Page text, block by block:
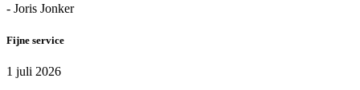
- Joris Jonker
Fijne service
1 juli 2026